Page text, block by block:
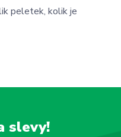
peletek, kolik je
slevy!